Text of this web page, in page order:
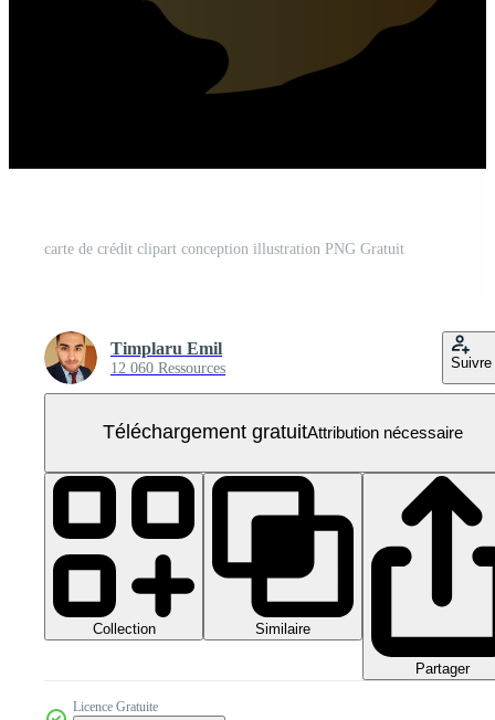
carte de crédit clipart conception illustration PNG Gratuit
Timplaru Emil
12 060 Ressources Suivre
Téléchargement gratuitAttribution nécessaire
Collection Similaire
Partager
Licence Gratuite